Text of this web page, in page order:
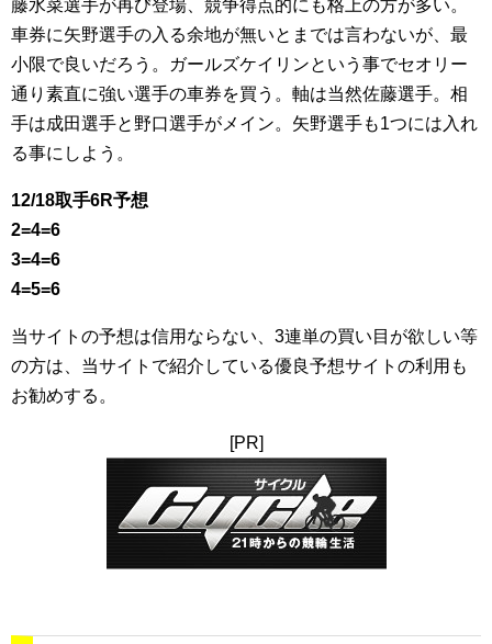
藤水菜選手が再び登場、競争得点的にも格上の方が多い。
車券に矢野選手の入る余地が無いとまでは言わないが、最
小限で良いだろう。ガールズケイリンという事でセオリー
通り素直に強い選手の車券を買う。軸は当然佐藤選手。相
手は成田選手と野口選手がメイン。矢野選手も1つには入れ
る事にしよう。
12/18取手6R予想
2=4=6
3=4=6
4=5=6
当サイトの予想は信用ならない、3連単の買い目が欲しい等
の方は、当サイトで紹介している優良予想サイトの利用も
お勧めする。
[PR]